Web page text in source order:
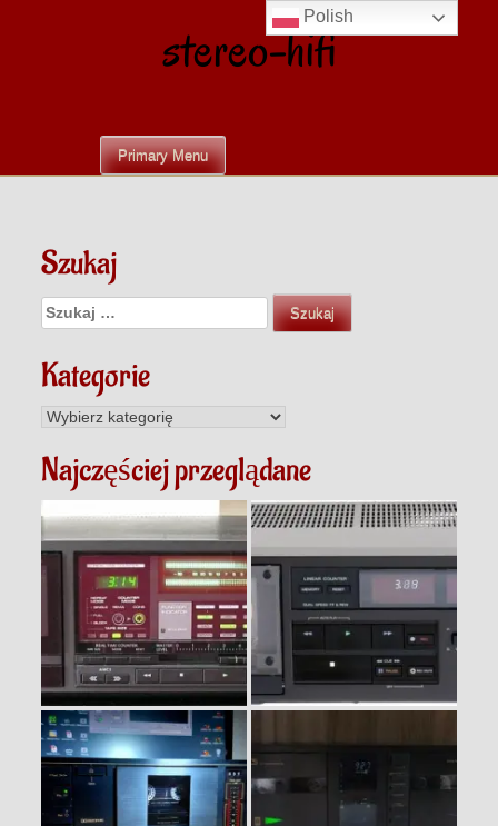
stereo-hifi
Primary Menu
Szukaj
Szukaj:
Kategorie
Kategorie
Najczęściej przeglądane
Polish